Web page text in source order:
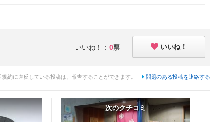
いいね！： 0票 いいね！
規約に違反している投稿は、報告することができます。 問題のある投稿を連絡する
次のクチコミ